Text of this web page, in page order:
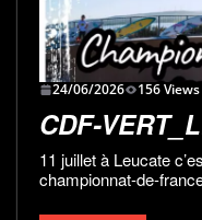
24/06/2026 156 Views
CDF-
11 juillet à Leucate
championnat-de-